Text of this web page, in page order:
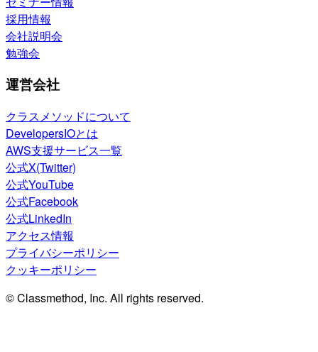
採用情報
会社説明会
勉強会
運営会社
クラスメソッドについて
DevelopersIOとは
AWS支援サービス一覧
公式X(Twitter)
公式YouTube
公式Facebook
公式LinkedIn
アクセス情報
プライバシーポリシー
クッキーポリシー
© Classmethod, Inc. All rights reserved.